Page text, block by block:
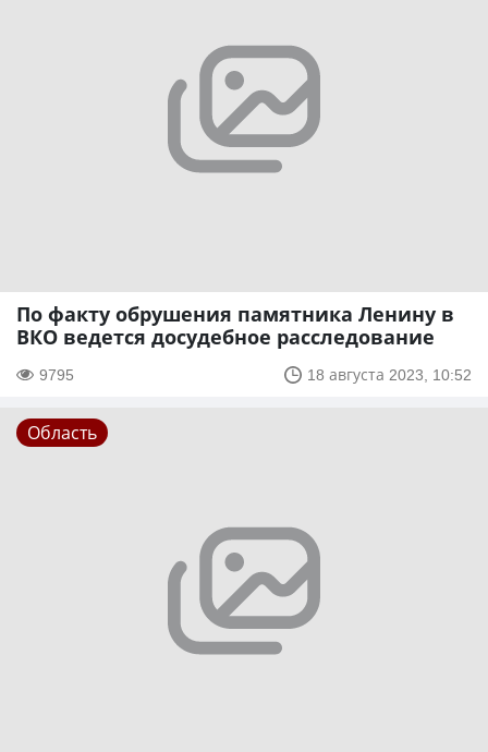
По факту обрушения памятника Ленину в
ВКО ведется досудебное расследование
9795 18 августа 2023, 10:52
Область